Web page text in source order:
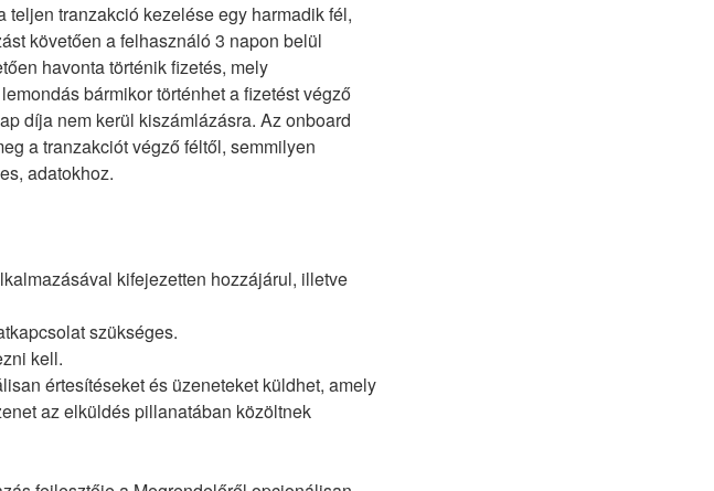
tranzakció kezelése egy harmadik fél,
követően a felhasználó 3 napon belül
havonta történik fizetés, mely
bármikor történhet a fizetést végző
díja nem kerül kiszámlázásra. Az onboard
a tranzakciót végző féltől, semmilyen
adatokhoz.
kifejezetten hozzájárul, illetve
szükséges.
kell.
értesítéseket és üzeneteket küldhet, amely
az elküldés pillanatában közöltnek